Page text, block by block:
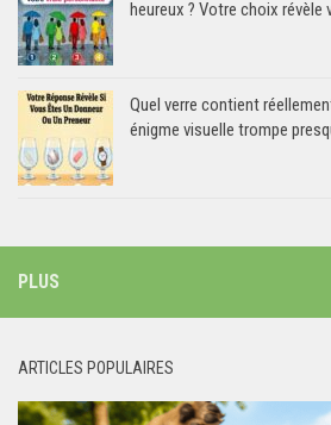
heureux ? Votre choix révèle
Quel verre contient
énigme visuelle trompe
PLUS
ARTICLES POPULAIRES